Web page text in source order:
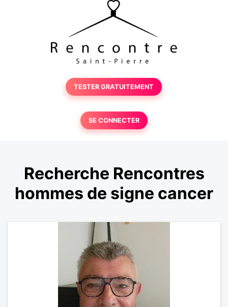
TESTER GRATUITEMENT
SE CONNECTER
Recherche Rencontres
hommes de signe cancer